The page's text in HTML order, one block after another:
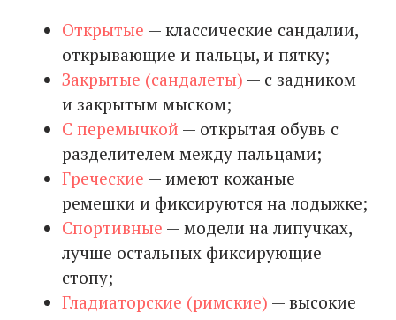
Открытые — классические сандалии,
открывающие и пальцы, и пятку;
Закрытые (сандалеты) — с задником
и закрытым мыском;
С перемычкой — открытая обувь с
разделителем между пальцами;
Греческие — имеют кожаные
ремешки и фиксируются на лодыжке;
Спортивные — модели на липучках,
лучше остальных фиксирующие
стопу;
Гладиаторские (римские) — высокие